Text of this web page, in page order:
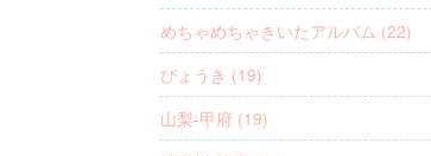
めちゃめちゃきいたアルバム (22)
びょうき (19)
山梨-甲府 (19)